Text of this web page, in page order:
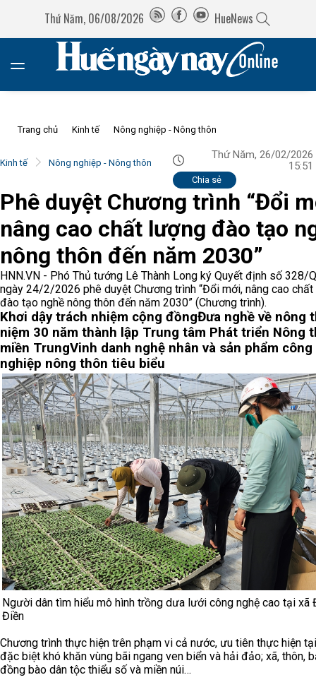
Thứ Năm, 06/08/2026 HueNews
Trang chủ Kinh tế Nông nghiệp - Nông thôn
Kinh tế Nông nghiệp - Nông thôn
Thứ Năm, 26/02/2026
15:51
Chia sẻ
Phê duyệt Chương trình “Đổi
nâng cao chất lượng đào tạo
nông thôn đến năm 2030”
HNN.VN - Phó Thủ tướng Lê Thành Long ký Quyết định số 328/
ngày 24/2/2026 phê duyệt Chương trình “Đổi mới, nâng cao
đào tạo nghề nông thôn đến năm 2030” (Chương trình).
Khơi dậy trách nhiệm cộng đồngĐưa nghề về nông
niệm 30 năm thành lập Trung tâm Phát triển Nông
miền TrungVinh danh nghệ nhân và sản phẩm công
nghiệp nông thôn tiêu biểu
Người dân tìm hiểu mô hình trồng dưa lưới công nghệ cao tại xã
Điền
Chương trình thực hiện trên phạm vi cả nước, ưu tiên thực hiện
đặc biệt khó khăn vùng bãi ngang ven biển và hải đảo; xã, thôn,
đồng bào dân tộc thiểu số và miền núi…